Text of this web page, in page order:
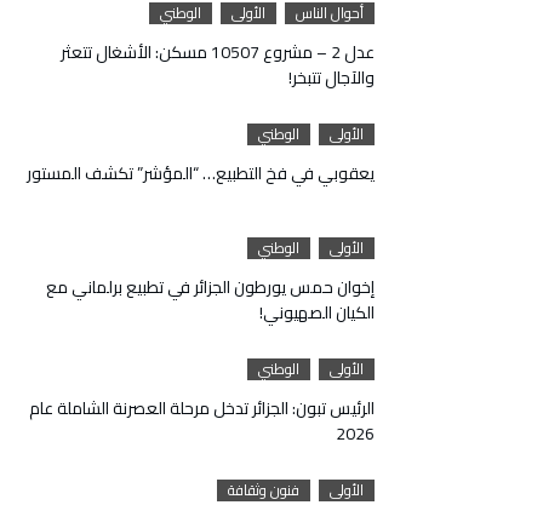
أحوال الناس الأولى الوطني
عدل 2 – مشروع 10507 مسكن: الأشغال تتعثر
والآجال تتبخر!
الأولى الوطني
يعقوبي في فخ التطبيع… “المؤشر” تكشف المستور
الأولى الوطني
إخوان حمس يورطون الجزائر في تطبيع برلماني مع
الكيان الصهيوني!
الأولى الوطني
الرئيس تبون: الجزائر تدخل مرحلة العصرنة الشاملة عام
2026
الأولى فنون وثقافة